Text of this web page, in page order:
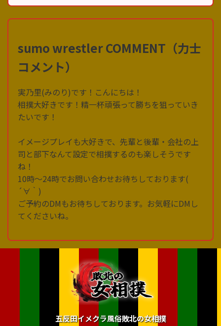
sumo wrestler COMMENT（力士
コメント）
実乃里(みのり)です！こんにちは！
相撲大好きです！精一杯頑張って勝ちを狙っていき
たいです！
イメージプレイも大好きで、先輩と後輩・会社の上
司と部下なんて設定で相撲するのも楽しそうです
ね！
10時〜24時でお問い合わせお待ちしております(
´∀｀)
ご予約のDMもお待ちしております。お気軽にDMし
てくださいね。
五反田イメクラ風俗敗北の女相撲